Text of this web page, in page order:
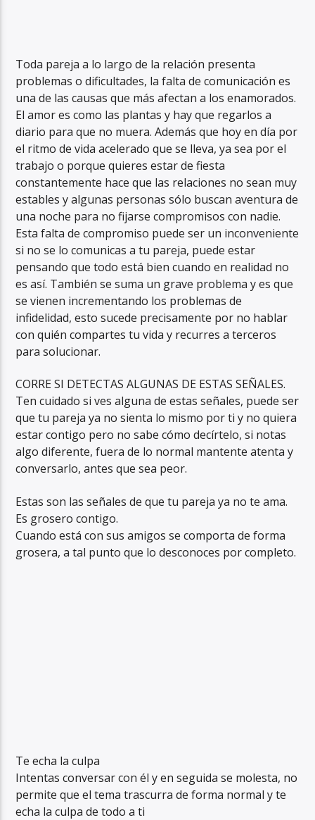
Toda pareja a lo largo de la relación presenta
problemas o dificultades, la falta de comunicación es
una de las causas que más afectan a los enamorados.
El amor es como las plantas y hay que regarlos a
diario para que no muera. Además que hoy en día por
el ritmo de vida acelerado que se lleva, ya sea por el
trabajo o porque quieres estar de fiesta
constantemente hace que las relaciones no sean muy
estables y algunas personas sólo buscan aventura de
una noche para no fijarse compromisos con nadie.
Esta falta de compromiso puede ser un inconveniente
si no se lo comunicas a tu pareja, puede estar
pensando que todo está bien cuando en realidad no
es así. También se suma un grave problema y es que
se vienen incrementando los problemas de
infidelidad, esto sucede precisamente por no hablar
con quién compartes tu vida y recurres a terceros
para solucionar.
CORRE SI DETECTAS ALGUNAS DE ESTAS SEÑALES.
Ten cuidado si ves alguna de estas señales, puede ser
que tu pareja ya no sienta lo mismo por ti y no quiera
estar contigo pero no sabe cómo decírtelo, si notas
algo diferente, fuera de lo normal mantente atenta y
conversarlo, antes que sea peor.
Estas son las señales de que tu pareja ya no te ama.
Es grosero contigo.
Cuando está con sus amigos se comporta de forma
grosera, a tal punto que lo desconoces por completo.
Te echa la culpa
Intentas conversar con él y en seguida se molesta, no
permite que el tema trascurra de forma normal y te
echa la culpa de todo a ti